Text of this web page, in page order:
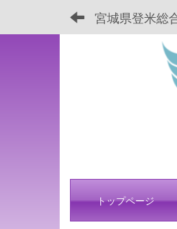
宮城県登米総
トップページ